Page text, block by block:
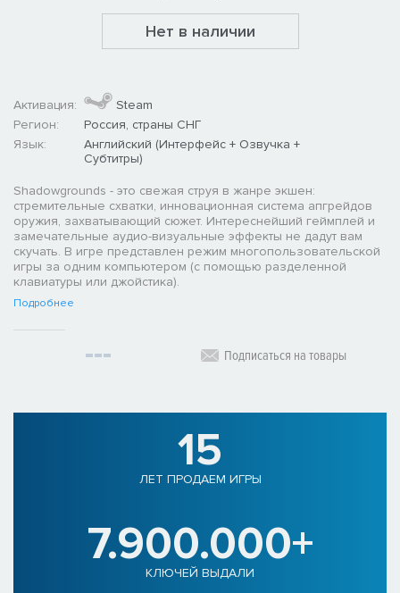
Нет в наличии
Активация:
Steam
Регион:
Россия, страны СНГ
Язык:
Английский (Интерфейс + Озвучка +
Субтитры)
Shadowgrounds - это свежая струя в жанре экшен:
стремительные схватки, инновационная система апгрейдов
оружия, захватывающий сюжет. Интереснейший геймплей и
замечательные аудио-визуальные эффекты не дадут вам
скучать. В игре представлен режим многопользовательской
игры за одним компьютером (с помощью разделенной
клавиатуры или джойстика).
Подробнее
Подписаться на товары
15
ЛЕТ ПРОДАЕМ ИГРЫ
7.900.000+
КЛЮЧЕЙ ВЫДАЛИ